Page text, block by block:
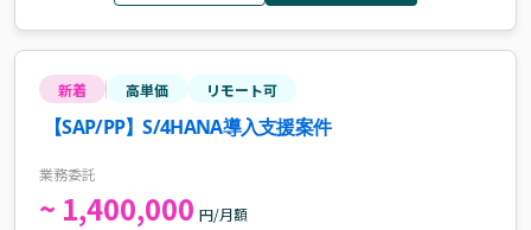
新着 高単価 リモート可
【SAP/PP】S/4HANA導入支援案件
業務委託
~ 1,400,000 円/月額